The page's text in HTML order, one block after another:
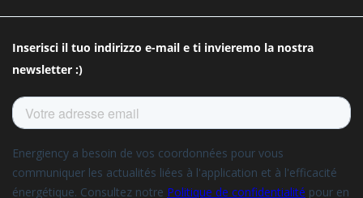
Inserisci il tuo indirizzo e-mail e ti invieremo la nostra
newsletter :)